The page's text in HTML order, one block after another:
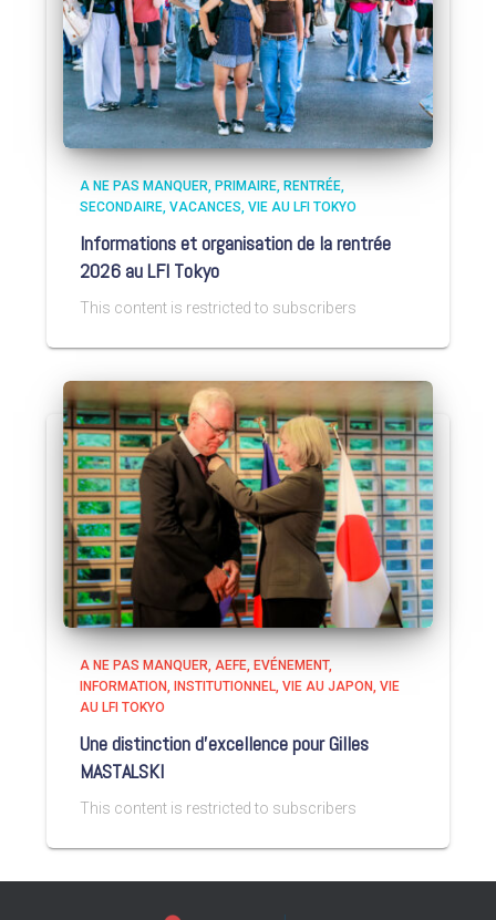
A NE PAS MANQUER PRIMAIRE RENTRÉE
SECONDAIRE VACANCES VIE AU LFI TOKYO
Informations et organisation de la rentrée
2026 au LFI Tokyo
This content is restricted to subscribers
A NE PAS MANQUER AEFE EVÉNEMENT
INFORMATION
INSTITUTIONNEL VIE AU JAPON VIE
AU LFI TOKYO
Une distinction d’excellence pour Gilles
MASTALSKI
This content is restricted to subscribers